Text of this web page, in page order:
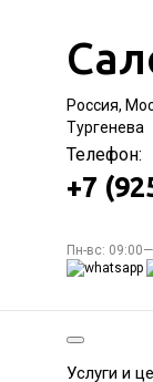
Россия,
Тургенева
Телефон:
+7
Пн-вс:
Услуги и